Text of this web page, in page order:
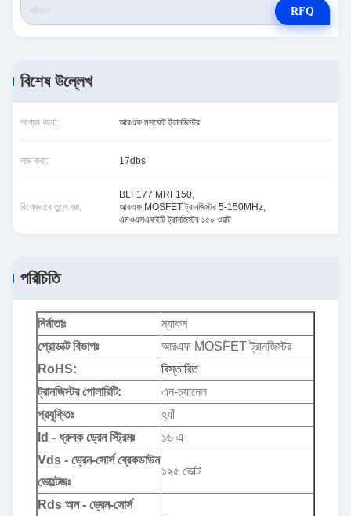
RFQ
বিশেষ উল্লেখ
পণ্যের ধরন:: আরএফ মসফেট ট্রানজিস্টর
লাভ করা:: 17dbs
বিশেষভাবে তুলে ধরা:
BLF177 MRF150,
আরএফ MOSFET ট্রানজিস্টর 5-150MHz,
এমওএসএফইটি ট্রানজিস্টর ১৫০ ওয়াট
পরিচিতি
নির্মাতাঃ
ম্যাকম
প্রোডাক্ট বিভাগঃ
আরএফ MOSFET ট্রানজিস্টর
RoHS:
বিস্তারিত
ট্রানজিস্টর পোলারিটি:
এন-চ্যানেল
প্রযুক্তিঃ
হ্যাঁ
Id - ধ্রুবক ড্রেন স্ট্রিমঃ
১৬ এ
Vds - ড্রেন-সোর্স ব্রেকডাউন
ভোল্টেজঃ
১২৫ ভোল্ট
Rds অন - ড্রেন-সোর্স